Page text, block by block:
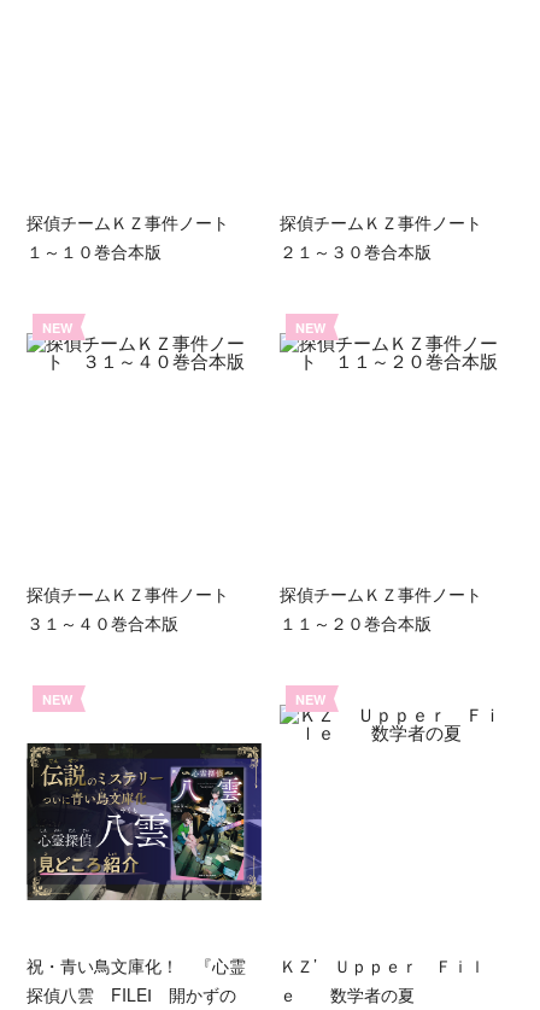
探偵チームＫＺ事件ノート
１～１０巻合本版
探偵チームＫＺ事件ノート
２１～３０巻合本版
NEW
探偵チームＫＺ事件ノート
３１～４０巻合本版
NEW
探偵チームＫＺ事件ノート
１１～２０巻合本版
NEW
祝・青い鳥文庫化！ 『心霊
探偵八雲 FILEⅠ 開かずの
NEW
ＫＺ’ Ｕｐｐｅｒ Ｆｉｌ
ｅ 数学者の夏